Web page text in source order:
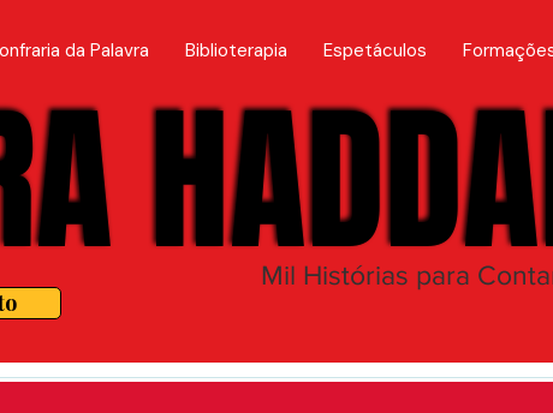
da Palavra Biblioterapia Espetáculos
Mil Histórias para